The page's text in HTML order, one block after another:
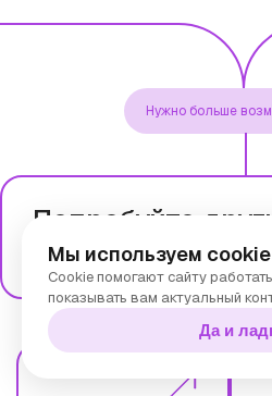
Нужно больше
Попробуйте
решения
Мы используем cookie
Cookie помогают сайту
показывать вам актуальный
Да и